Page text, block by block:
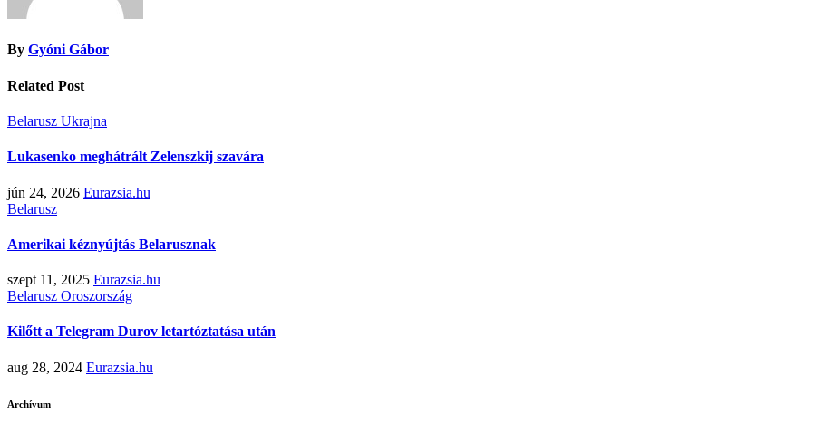
By Gyóni Gábor
Related Post
Belarusz Ukrajna
Lukasenko meghátrált Zelenszkij szavára
jún 24, 2026 Eurazsia.hu
Belarusz
Amerikai kéznyújtás Belarusznak
szept 11, 2025 Eurazsia.hu
Belarusz Oroszország
Kilőtt a Telegram Durov letartóztatása után
aug 28, 2024 Eurazsia.hu
Archívum